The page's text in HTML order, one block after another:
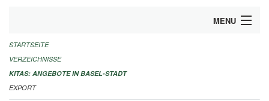
MENU
ALLGEMEINE INFORMATIONEN
IMPRESSUM
STARTSEITE
VERZEICHNISSE
KITAS: ANGEBOTE IN BASEL-STADT
EXPORT